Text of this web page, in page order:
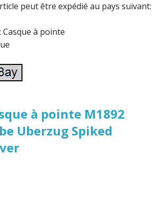
peut être expédié au pays suivant:
Casque à pointe
à pointe M1892
Uberzug Spiked